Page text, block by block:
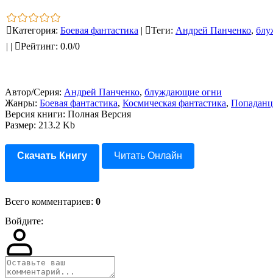
Категория: Боевая фантастика | Теги: Андрей Панченко,
| | Рейтинг: 0.0/0
Автор/Серия: Андрей Панченко, блуждающие огни
Жанры: Боевая фантастика, Космическая фантастика,
Версия книги: Полная Версия
Размер: 213.2 Kb
Скачать Книгу Читать Онлайн
Всего комментариев: 0
Войдите: